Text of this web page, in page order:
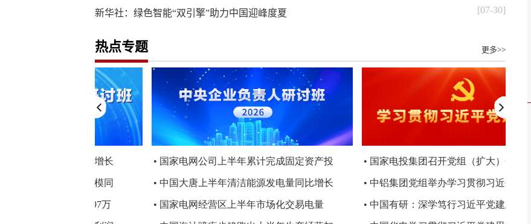
新华社：绿色智能“双引擎”助力中国迎峰度夏 [07-30]
更多>>
热点专题